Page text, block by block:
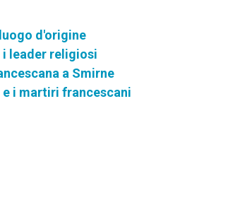
d'origine
leader religiosi
a Smirne
i martiri francescani